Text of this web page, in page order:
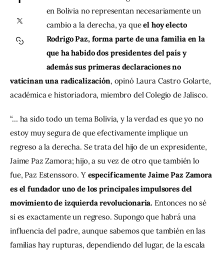
Contacto
en Bolivia no representan necesariamente un
cambio a la derecha, ya que el hoy electo
Rodrigo Paz, forma parte de una familia en la
que ha habido dos presidentes del país y
además sus primeras declaraciones no
vaticinan una radicalización, opinó Laura Castro Golarte,
académica e historiadora, miembro del Colegio de Jalisco.
“… ha sido todo un tema Bolivia, y la verdad es que yo no
estoy muy segura de que efectivamente implique un
regreso a la derecha. Se trata del hijo de un expresidente,
Jaime Paz Zamora; hijo, a su vez de otro que también lo
fue, Paz Estenssoro. Y específicamente Jaime Paz Zamora
es el fundador uno de los principales impulsores del
movimiento de izquierda revolucionaria. Entonces no sé
si es exactamente un regreso. Supongo que habrá una
influencia del padre, aunque sabemos que también en las
familias hay rupturas, dependiendo del lugar, de la escala